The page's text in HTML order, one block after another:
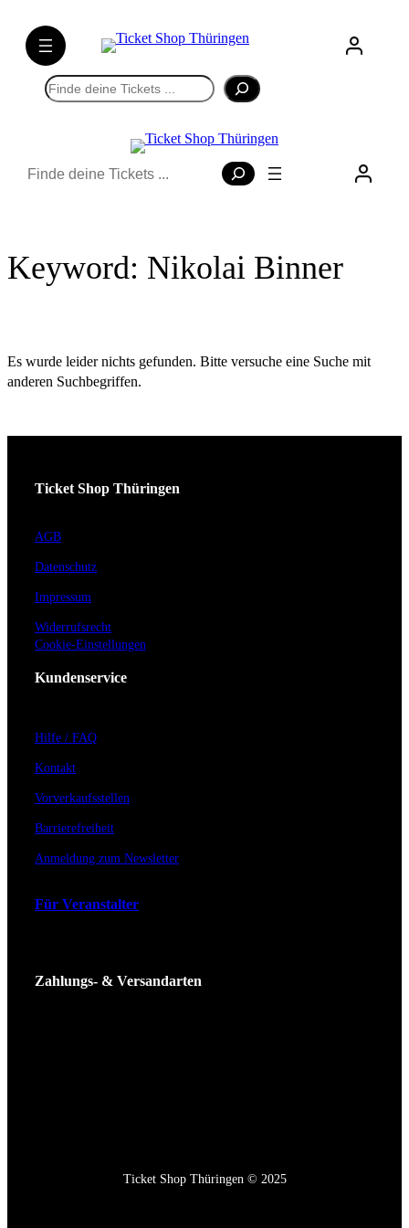
zum
Inhalt
wechselnSuchen
Suchen
Keyword: Nikolai Binner
Es wurde leider nichts gefunden. Bitte versuche eine Suche mit
anderen Suchbegriffen.
Ticket Shop Thüringen
AGB
Datenschutz
Impressum
Widerrufsrecht
Cookie-Einstellungen
Kundenservice
Hilfe / FAQ
Kontakt
Vorverkaufsstellen
Barrierefreiheit
Anmeldung zum Newsletter
Für Veranstalter
Zahlungs- & Versandarten
Ticket Shop Thüringen © 2025